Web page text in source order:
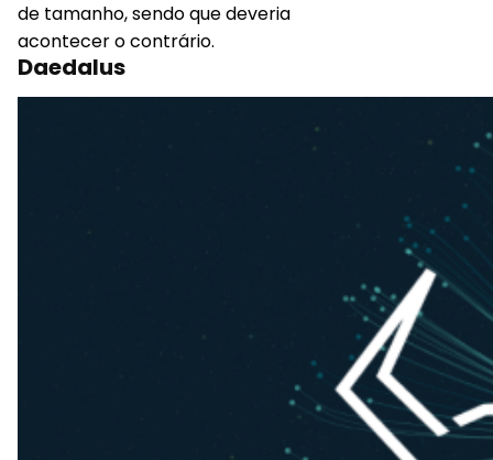
de tamanho, sendo que deveria
acontecer o contrário.
Daedalus